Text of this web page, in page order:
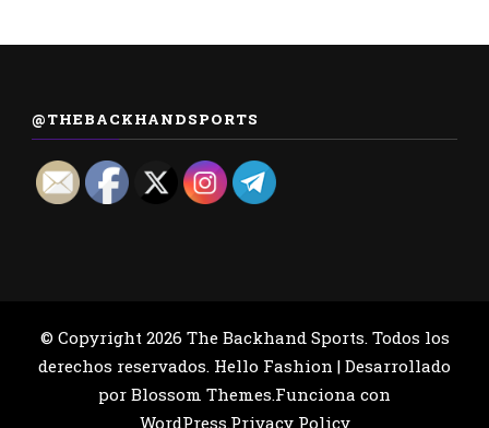
@THEBACKHANDSPORTS
© Copyright 2026 The Backhand Sports. Todos los
derechos reservados. Hello Fashion | Desarrollado
por Blossom Themes.Funciona con
WordPress.Privacy Policy